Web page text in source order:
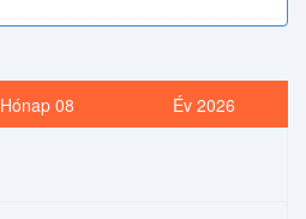
Hónap 08 Év 2026